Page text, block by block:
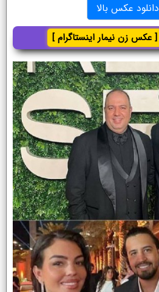
دانلود عکس بالا
[ عکس زن نیمار اینستاگرام ]